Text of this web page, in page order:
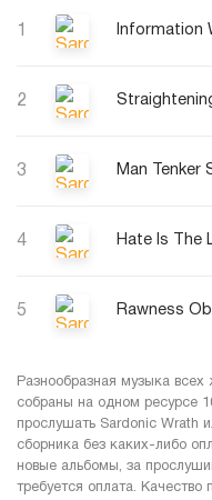
1
2
3 Man Tenker
4 Hate Is The
5 Rawness
Разнообразная музыка
собраны на одном ресурсе
прослушать Sardonic Wrath
сборника без каких-либо
новые альбомы, за
требуется оплата. Качество